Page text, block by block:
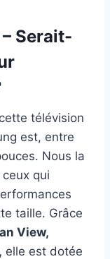
Serait-
télévision
est, entre
Nous la
qui
taille. Grâce
View,
elle est dotée